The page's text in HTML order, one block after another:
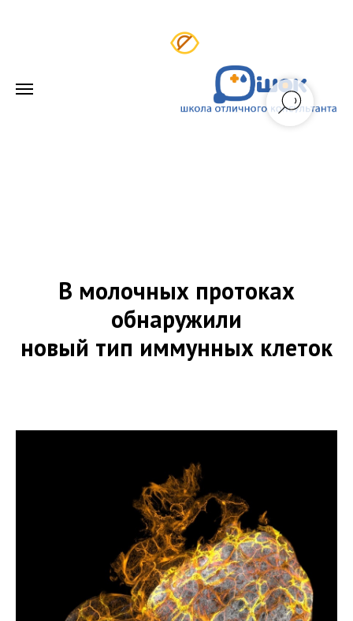
В молочных протоках
обнаружили
новый тип иммунных клеток